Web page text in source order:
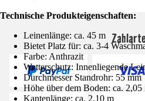
Technische Produkteigenschaften:
Leinenlänge: ca. 45 m
Bietet Platz für: ca. 3-4
Farbe: Anthrazit
Wetterschutz: Innenliegende
Durchmesser Standrohr: 55 mm
Höhe über dem Boden: ca. 2,05
Kantenlänge: ca. 2,10 m